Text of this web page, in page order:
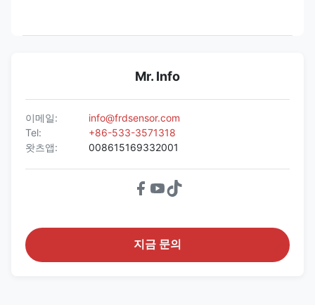
Mr. Info
이메일:
info@frdsensor.com
Tel:
+86-533-3571318
왓츠앱:
008615169332001
지금 문의